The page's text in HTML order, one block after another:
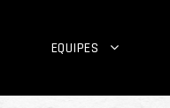
EQUIPES